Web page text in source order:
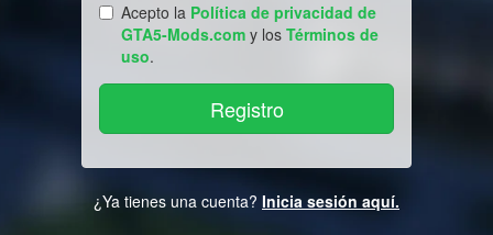
Acepto la Política de privacidad de
GTA5-Mods.com y los Términos de
uso.
¿Ya tienes una cuenta? Inicia sesión aquí.